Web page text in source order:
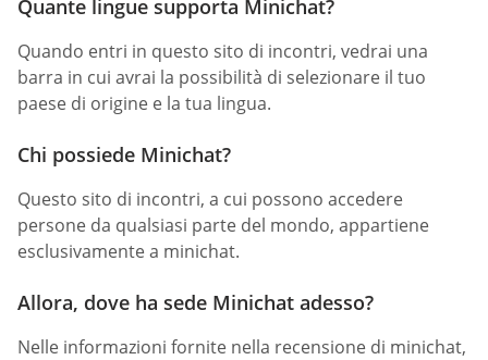
Quante lingue supporta Minichat?
Quando entri in questo sito di incontri, vedrai una
barra in cui avrai la possibilità di selezionare il tuo
paese di origine e la tua lingua.
Chi possiede Minichat?
Questo sito di incontri, a cui possono accedere
persone da qualsiasi parte del mondo, appartiene
esclusivamente a minichat.
Allora, dove ha sede Minichat adesso?
Nelle informazioni fornite nella recensione di minichat,